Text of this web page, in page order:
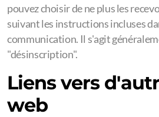
pouvez choisir de ne plus les
suivant les instructions incluses
communication. Il s'agit
"désinscription".
Liens vers
web